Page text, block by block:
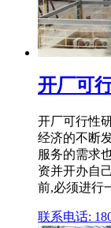
开厂可
开厂可行性
经济的不断
服务的需求
资并开办自
前,必须进行
联系电话: